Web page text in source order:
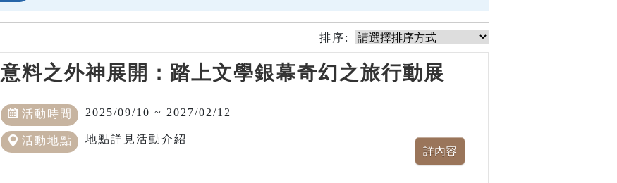
排序:
意料之外神展開：踏上文學銀幕奇幻之旅行動展
活動時間 2025/09/10 ~ 2027/02/12
活動地點 地點詳見活動介紹